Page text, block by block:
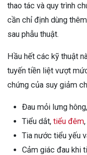
thao tác và quy trình
cần chỉ định dùng
sau phẫu thuật.
Hầu hết các kỹ thuật
tuyến tiền liệt vượt
chứng của suy giảm
Đau mỏi lưng
Tiểu dắt, tiểu đêm
Tia nước tiểu yếu
Cảm giác đau khi